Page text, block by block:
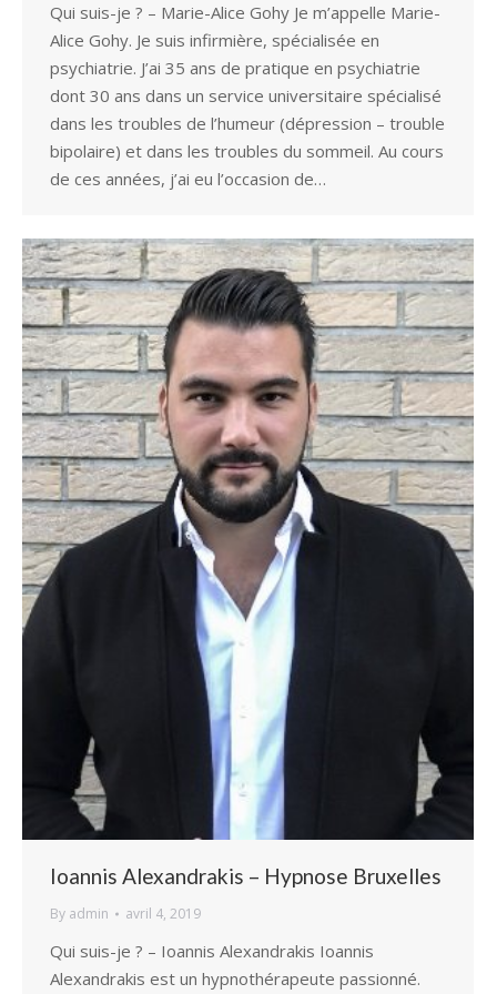
Qui suis-je ? – Marie-Alice Gohy Je m’appelle Marie-
Alice Gohy. Je suis infirmière, spécialisée en
psychiatrie. J’ai 35 ans de pratique en psychiatrie
dont 30 ans dans un service universitaire spécialisé
dans les troubles de l’humeur (dépression – trouble
bipolaire) et dans les troubles du sommeil. Au cours
de ces années, j’ai eu l’occasion de…
Ioannis Alexandrakis – Hypnose Bruxelles
By admin avril 4, 2019
Qui suis-je ? – Ioannis Alexandrakis Ioannis
Alexandrakis est un hypnothérapeute passionné.